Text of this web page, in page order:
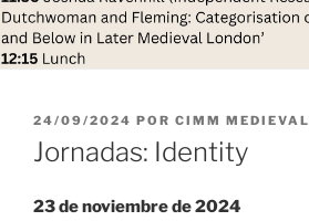
PUBLICADO
EL
24/09/2024 POR CIMM MEDIEVAL
Jornadas: Identity
23 de noviembre de 2024